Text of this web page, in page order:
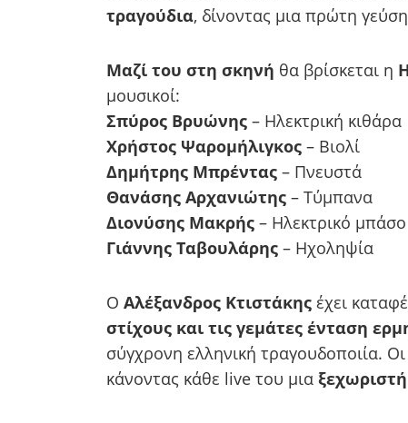
τραγούδια, δίνοντας μια πρώτη
Μαζί του στη σκηνή θα βρίσκεται η
μουσικοί:
Σπύρος Βρυώνης – Ηλεκτρική κιθάρα
Χρήστος Ψαρομήλιγκος – Βιολί
Δημήτρης Μπρέντας – Πνευστά
Θανάσης Αρχανιώτης – Τύμπανα
Διονύσης Μακρής – Ηλεκτρικό μπάσο
Γιάννης Ταβουλάρης – Ηχοληψία
Ο Αλέξανδρος Κτιστάκης έχει
στίχους και τις γεμάτες ένταση
σύγχρονη ελληνική τραγουδοποιία.
κάνοντας κάθε live του μια